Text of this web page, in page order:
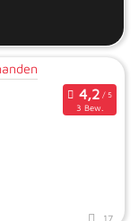
3 Bew.
17